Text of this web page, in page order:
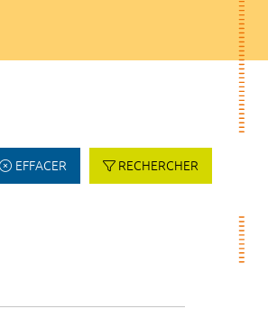
EFFACER RECHERCHER